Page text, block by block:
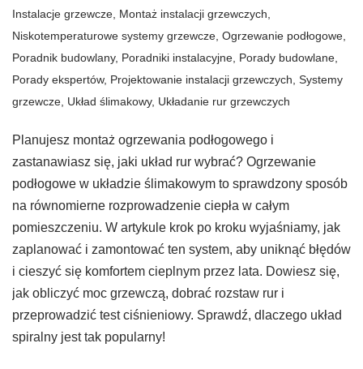
Instalacje grzewcze Montaż instalacji grzewczych
Niskotemperaturowe systemy grzewcze Ogrzewanie podłogowe
Poradnik budowlany, Poradniki instalacyjne Porady budowlane
Porady ekspertów, Projektowanie instalacji grzewczych Systemy
grzewcze Układ ślimakowy, Układanie rur grzewczych
Planujesz montaż ogrzewania podłogowego i
zastanawiasz się, jaki układ rur wybrać? Ogrzewanie
podłogowe w układzie ślimakowym to sprawdzony sposób
na równomierne rozprowadzenie ciepła w całym
pomieszczeniu. W artykule krok po kroku wyjaśniamy, jak
zaplanować i zamontować ten system, aby uniknąć błędów
i cieszyć się komfortem cieplnym przez lata. Dowiesz się,
jak obliczyć moc grzewczą, dobrać rozstaw rur i
przeprowadzić test ciśnieniowy. Sprawdź, dlaczego układ
spiralny jest tak popularny!